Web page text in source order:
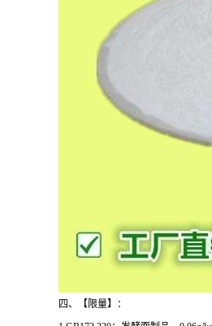
四、【限量】：